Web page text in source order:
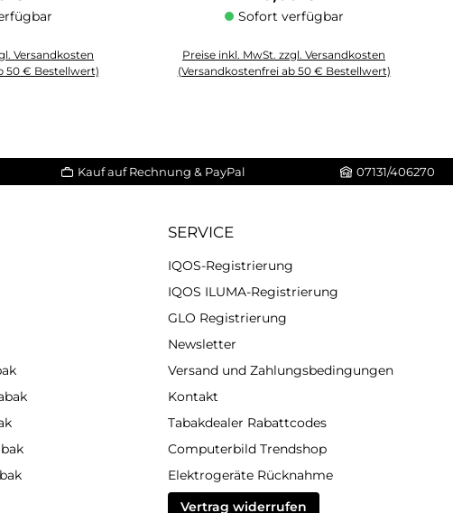
Versandkosten
50 € Bestellwert)
Sofort verfügbar
Preise inkl. MwSt. zzgl. Versandkosten
(Versandkostenfrei ab 50 € Bestellwert)
Kauf auf Rechnung & PayPal 07131/406270
SERVICE
IQOS-Registrierung
IQOS ILUMA-Registrierung
GLO Registrierung
Newsletter
Versand und Zahlungsbedingungen
Kontakt
Tabakdealer Rabattcodes
Computerbild Trendshop
Elektrogeräte Rücknahme
Vertrag widerrufen